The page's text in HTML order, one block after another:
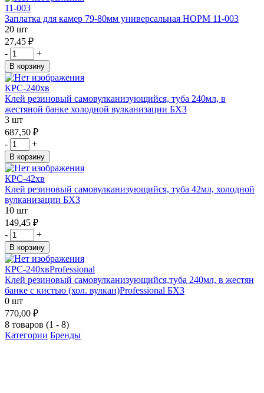
11-003
Заплатка для камер 79-80мм универсальная НОРМ 11-003
20 шт
27,45 ₽
-
+
В корзину
КРС-240хв
Клей резиновый самовулканизующийся, туба 240мл, в
жестяной банке холодной вулканизации БХЗ
3 шт
687,50 ₽
-
+
В корзину
КРС-42хв
Клей резиновый самовулканизующийся, туба 42мл, холодной
вулканизации БХЗ
10 шт
149,45 ₽
-
+
В корзину
КРС-240хвProfessional
Клей резиновый самовулканизующийся,туба 240мл, в жестян
банке с кистью (хол. вулкан)Professional БХЗ
0 шт
770,00 ₽
8 товаров (1 - 8)
Категории Бренды